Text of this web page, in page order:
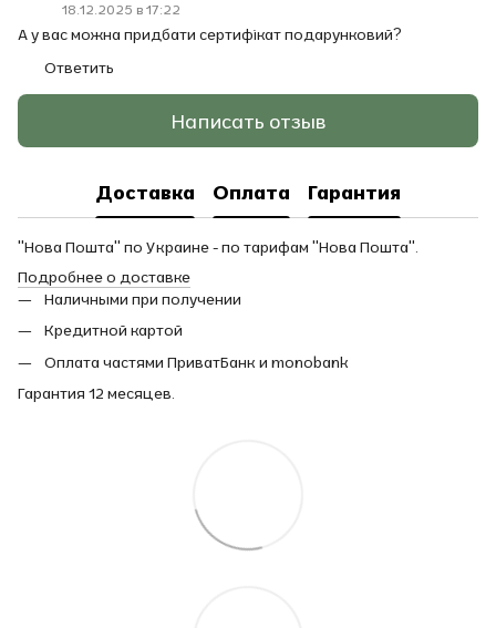
18.12.2025 в 17:22
А у вас можна придбати сертифікат подарунковий?
Ответить
Написать отзыв
Доставка Оплата Гарантия
"Нова Пошта" по Украине - по тарифам "Нова Пошта".
Подробнее о доставке
Наличными при получении
Кредитной картой
Оплата частями ПриватБанк и monobank
Гарантия 12 месяцев.